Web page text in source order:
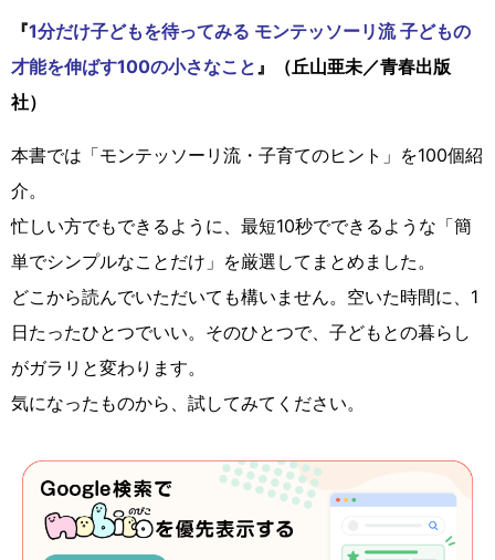
『1分だけ子どもを待ってみる モンテッソーリ流 子どもの
才能を伸ばす100の小さなこと』（丘山亜未／青春出版
社）
本書では「モンテッソーリ流・子育てのヒント」を100個紹
介。
忙しい方でもできるように、最短10秒でできるような「簡
単でシンプルなことだけ」を厳選してまとめました。
どこから読んでいただいても構いません。空いた時間に、1
日たったひとつでいい。そのひとつで、子どもとの暮らし
がガラリと変わります。
気になったものから、試してみてください。